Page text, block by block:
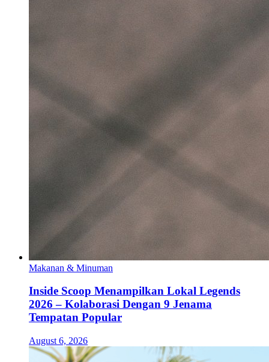
Makanan & Minuman
Inside Scoop Menampilkan Lokal Legends
2026 – Kolaborasi Dengan 9 Jenama
Tempatan Popular
August 6, 2026